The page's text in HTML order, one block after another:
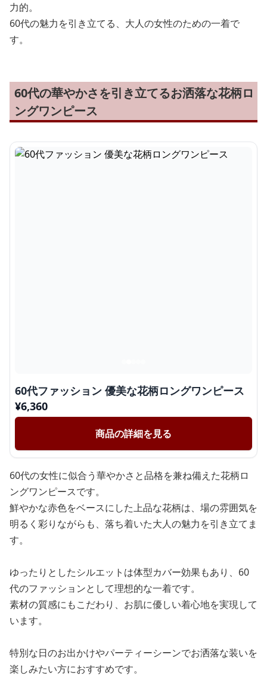
力的。
60代の魅力を引き立てる、大人の女性のための一着で
す。
60代の華やかさを引き立てるお洒落な花柄ロ
ングワンピース
60代ファッション 優美な花柄ロングワンピース
¥6,360
商品の詳細を見る
60代の女性に似合う華やかさと品格を兼ね備えた花柄ロ
ングワンピースです。
鮮やかな赤色をベースにした上品な花柄は、場の雰囲気を
明るく彩りながらも、落ち着いた大人の魅力を引き立てま
す。
ゆったりとしたシルエットは体型カバー効果もあり、60
代のファッションとして理想的な一着です。
素材の質感にもこだわり、お肌に優しい着心地を実現して
います。
特別な日のお出かけやパーティーシーンでお洒落な装いを
楽しみたい方におすすめです。